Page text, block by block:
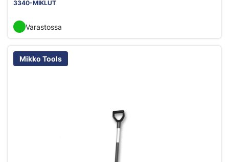
3340-MIKLUT
Varastossa
Mikko Tools